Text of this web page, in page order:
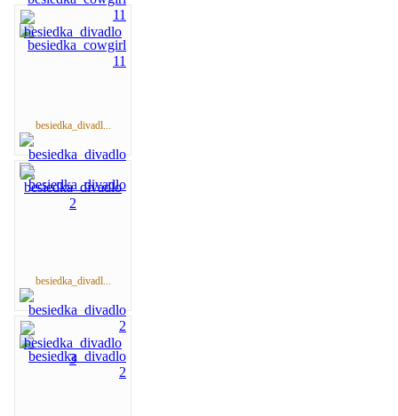
besiedka_divadl...
besiedka_divadl...